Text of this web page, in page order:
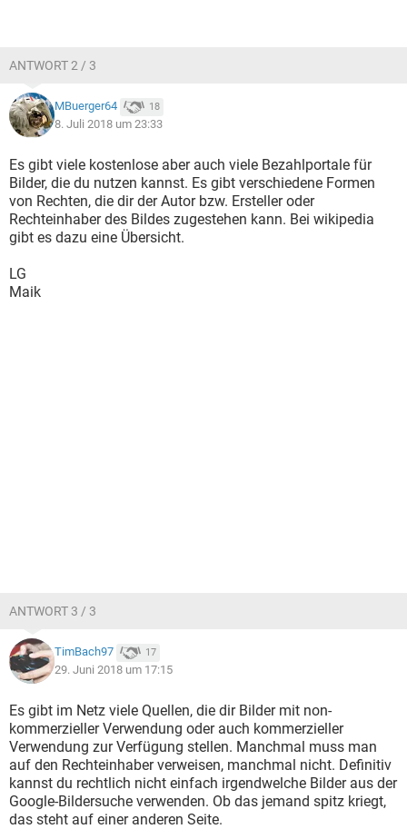
ANTWORT 2 / 3
MBuerger64 18
8. Juli 2018 um 23:33
Es gibt viele kostenlose aber auch viele Bezahlportale für
Bilder, die du nutzen kannst. Es gibt verschiedene Formen
von Rechten, die dir der Autor bzw. Ersteller oder
Rechteinhaber des Bildes zugestehen kann. Bei wikipedia
gibt es dazu eine Übersicht.
LG
Maik
ANTWORT 3 / 3
TimBach97 17
29. Juni 2018 um 17:15
Es gibt im Netz viele Quellen, die dir Bilder mit non-
kommerzieller Verwendung oder auch kommerzieller
Verwendung zur Verfügung stellen. Manchmal muss man
auf den Rechteinhaber verweisen, manchmal nicht. Definitiv
kannst du rechtlich nicht einfach irgendwelche Bilder aus der
Google-Bildersuche verwenden. Ob das jemand spitz kriegt,
das steht auf einer anderen Seite.